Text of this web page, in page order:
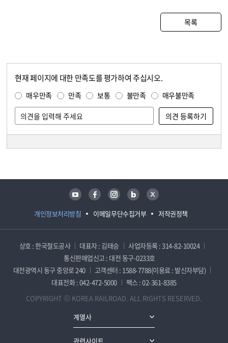
목록
현재 페이지에 대한 만족도를 평가하여 주십시오.
매우만족 만족 보통 불만족 매우불만족
개인정보처리방침 이메일무단수집거부 저작권정책
유튜브 페이스북 인스타그램 블로그 트위터
상호 : 한국철도공사 대표자 : 김태승
사업자등록 : 314-82-10024
통신판매업신고 : 대전 동구-0233호
대전광역시 동구 중앙로 240
고객센터 : 1588-7788(이용료 : 발신자부담)
대표전화 : 042-472-5000
팩스 : 02-361-8385
COPYRIGHT ⓒ KOREA RAILROAD. ALL RIGHTS RESERVED.
계열사
관련사이트